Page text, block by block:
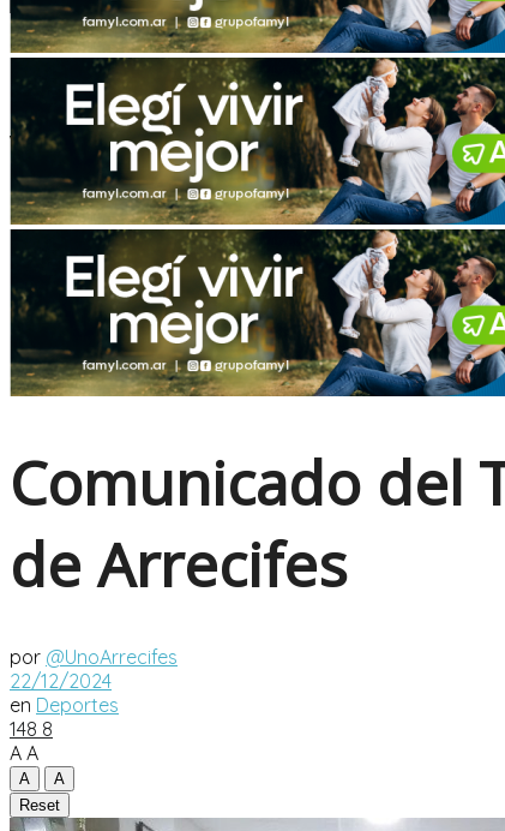
No Result
View All Result
Comunicado del
de Arrecifes
por @UnoArrecifes
22/12/2024
en Deportes
148 8
A A
A
A
Reset